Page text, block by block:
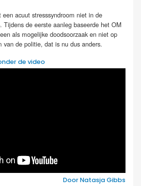
acuut stresssyndroom niet in de
Tijdens de eerste aanleg baseerde het OM
als mogelijke doodsoorzaak en niet op
van de politie, dat is nu dus anders.
de video
Door Natasja Gibbs